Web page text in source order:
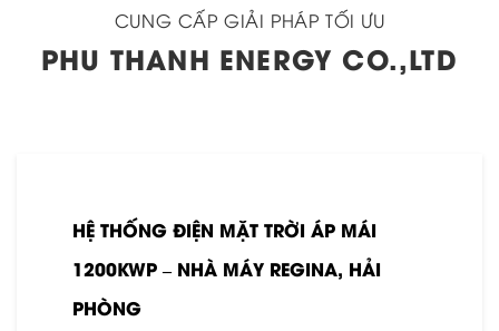
CUNG CẤP GIẢI PHÁP TỐI ƯU
PHU THANH ENERGY CO.,LTD
HỆ THỐNG ĐIỆN MẶT TRỜI ÁP MÁI
1200KWP – NHÀ MÁY REGINA, HẢI
PHÒNG